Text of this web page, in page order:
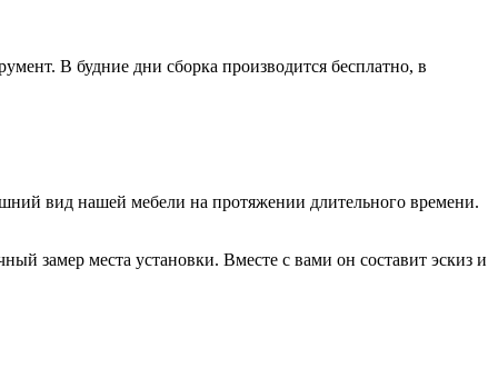
В будние дни сборка производится бесплатно, в
вид нашей мебели на протяжении длительного времени.
замер места установки. Вместе с вами он составит эскиз и